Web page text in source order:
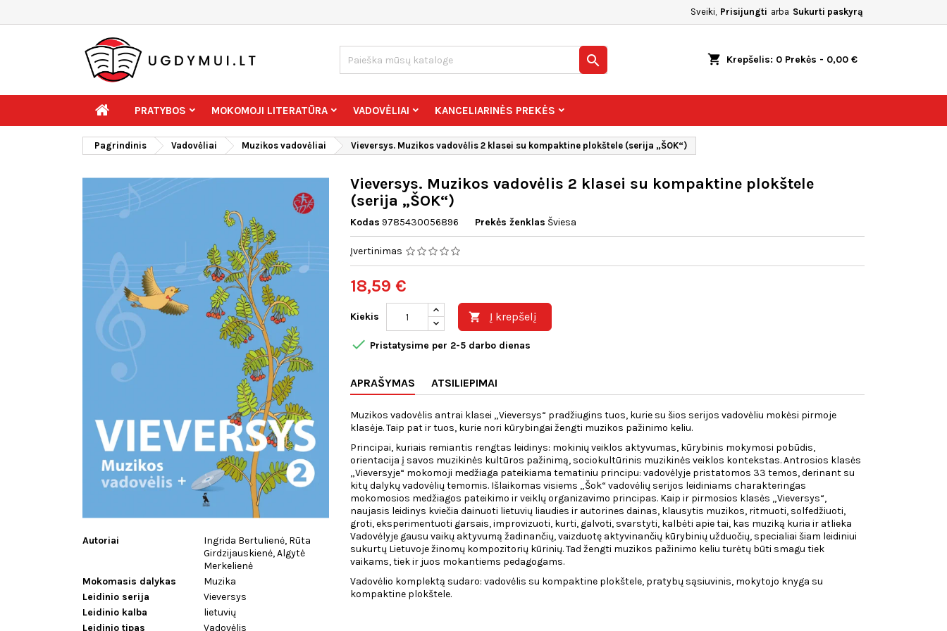
Sveiki, Prisijungti arba Sukurti paskyrą
shopping_cart Krepšelis: 0 Prekės - 0,00 €

PRATYBOS MOKOMOJI LITERATŪRA VADOVĖLIAI KANCELIARINĖS PREKĖS
Pagrindinis Vadovėliai Muzikos vadovėliai Vieversys. Muzikos vadovėlis 2 klasei su kompaktine plokštele (serija „ŠOK“)
Autoriai
Ingrida Bertulienė, Rūta
Girdzijauskienė, Algytė
Merkelienė
Mokomasis dalykas
Muzika
Leidinio serija
Vieversys
Leidinio kalba
lietuvių
Leidinio tipas
Vadovėlis
Vieversys. Muzikos vadovėlis 2 klasei su kompaktine plokštele
(serija „ŠOK“)
Kodas 9785430056896 Prekės ženklas Šviesa
Įvertinimas
18,59 €
Kiekis  Į krepšelį
 Pristatysime per 2-5 darbo dienas
APRAŠYMAS ATSILIEPIMAI
Muzikos vadovėlis antrai klasei „Vieversys“ pradžiugins tuos, kurie su šios serijos vadovėliu mokėsi pirmoje
klasėje. Taip pat ir tuos, kurie nori kūrybingai žengti muzikos pažinimo keliu.
Principai, kuriais remiantis rengtas leidinys: mokinių veiklos aktyvumas, kūrybinis mokymosi pobūdis,
orientacija į savos muzikinės kultūros pažinimą, sociokultūrinis muzikinės veiklos kontekstas. Antrosios klasės
„Vieversyje“ mokomoji medžiaga pateikiama tematiniu principu: vadovėlyje pristatomos 33 temos, derinant su
kitų dalykų vadovėlių temomis. Išlaikomas visiems „Šok“ vadovėlių serijos leidiniams charakteringas
mokomosios medžiagos pateikimo ir veiklų organizavimo principas. Kaip ir pirmosios klasės „Vieversys“,
naujasis leidinys kviečia dainuoti lietuvių liaudies ir autorines dainas, klausytis muzikos, ritmuoti, solfedžiuoti,
groti, eksperimentuoti garsais, improvizuoti, kurti, galvoti, svarstyti, kalbėti apie tai, kas muziką kuria ir atlieka
Vadovėlyje gausu vaikų aktyvumą žadinančių, vaizduotę aktyvinančių kūrybinių užduočių, specialiai šiam leidiniui
sukurtų Lietuvoje žinomų kompozitorių kūrinių. Tad žengti muzikos pažinimo keliu turėtų būti smagu tiek
vaikams, tiek ir juos mokantiems pedagogams.
Vadovėlio komplektą sudaro: vadovėlis su kompaktine plokštele, pratybų sąsiuvinis, mokytojo knyga su
kompaktine plokštele.